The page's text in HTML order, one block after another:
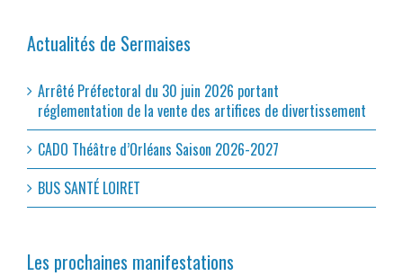
Actualités de Sermaises
Arrêté Préfectoral du 30 juin 2026 portant
réglementation de la vente des artifices de divertissement
CADO Théâtre d’Orléans Saison 2026-2027
BUS SANTÉ LOIRET
Les prochaines manifestations